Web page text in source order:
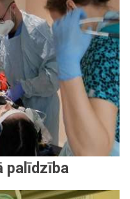
palīdzība